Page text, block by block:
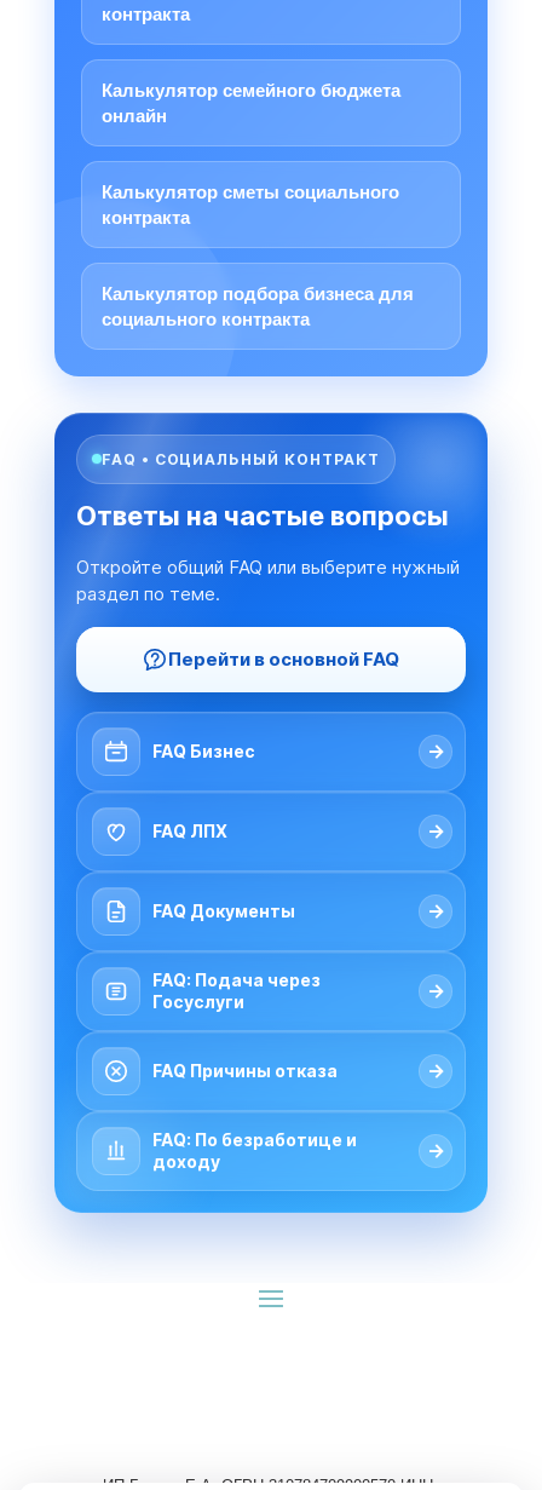
контракта
Калькулятор семейного бюджета
онлайн
Калькулятор сметы социального
контракта
Калькулятор подбора бизнеса для
социального контракта
FAQ • СОЦИАЛЬНЫЙ КОНТРАКТ
Ответы на частые вопросы
Откройте общий FAQ или выберите нужный
раздел по теме.
Перейти в основной FAQ
FAQ Бизнес →
FAQ ЛПХ →
FAQ Документы →
FAQ: Подача через
Госуслуги
→
FAQ Причины отказа →
FAQ: По безработице и
доходу
→
ИП Гуляев Е.А. ОГРН 310784709900570 ИНН